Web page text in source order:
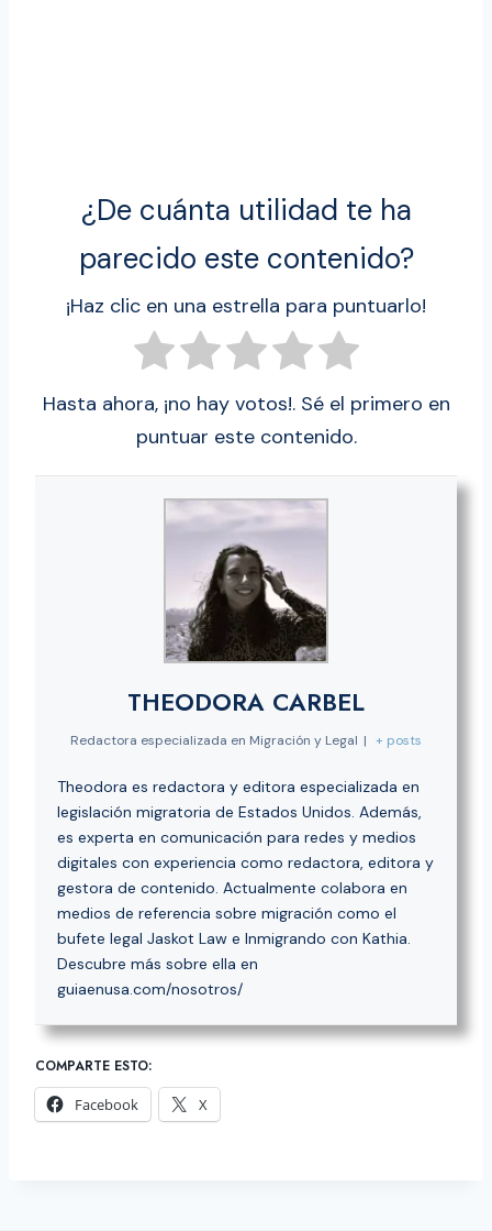
¿De cuánta utilidad te ha
parecido este contenido?
¡Haz clic en una estrella para puntuarlo!
Hasta ahora, ¡no hay votos!. Sé el primero en
puntuar este contenido.
THEODORA CARBEL
Redactora especializada en Migración y Legal | + posts
Theodora es redactora y editora especializada en
legislación migratoria de Estados Unidos. Además,
es experta en comunicación para redes y medios
digitales con experiencia como redactora, editora y
gestora de contenido. Actualmente colabora en
medios de referencia sobre migración como el
bufete legal Jaskot Law e Inmigrando con Kathia.
Descubre más sobre ella en
guiaenusa.com/nosotros/
COMPARTE ESTO:
Facebook
X